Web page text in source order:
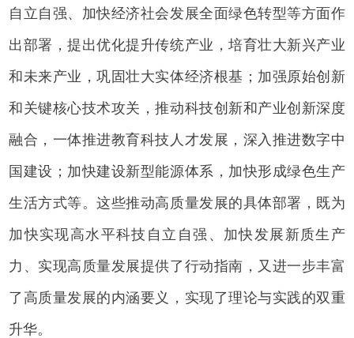
自立自强、加快经济社会发展全面绿色转型等方面作
出部署，提出优化提升传统产业，培育壮大新兴产业
和未来产业，巩固壮大实体经济根基；加强原始创新
和关键核心技术攻关，推动科技创新和产业创新深度
融合，一体推进教育科技人才发展，深入推进数字中
国建设；加快建设新型能源体系，加快形成绿色生产
生活方式等。这些推动高质量发展的具体部署，既为
加快实现高水平科技自立自强、加快发展新质生产
力、实现高质量发展提供了行动指南，又进一步丰富
了高质量发展的内涵要义，实现了理论与实践的双重
升华。